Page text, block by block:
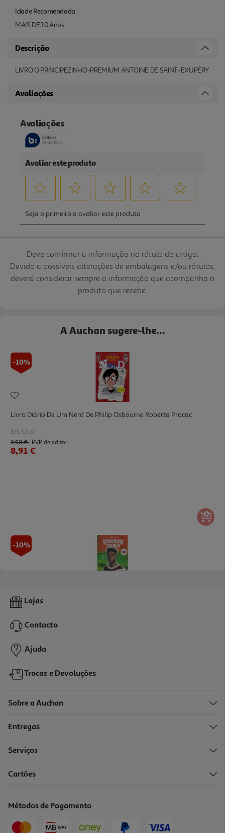
Idade Recomendada
MAIS DE 10 Anos
Descrição
LIVRO O PRINCIPEZINHO-PREMIUM ANTOINE DE SAINT-EXUPERY
Avaliações
Deve confirmar a informação no rótulo do artigo.
Devido a possíveis alterações de embalagens e/ou rótulos,
deverá considerar sempre a informação que acompanha o
produto que recebe.
A Auchan sugere-lhe...
-10%
Livro Diário De Um Nerd De Philip Osbourne Roberta Procac
8.91 €/un
9,90 € PVP de editor
8,91 €
-10%
Livro Stranger Things Lucas Em Risco
15,45 € PVP de editor
13,91 €
-10%
9,90 € PVP de editor
Lojas
Contacto
Ajuda
Trocas e Devoluções
Sobre a Auchan
Entregas
Serviços
Cartões
Métodos de Pagamento